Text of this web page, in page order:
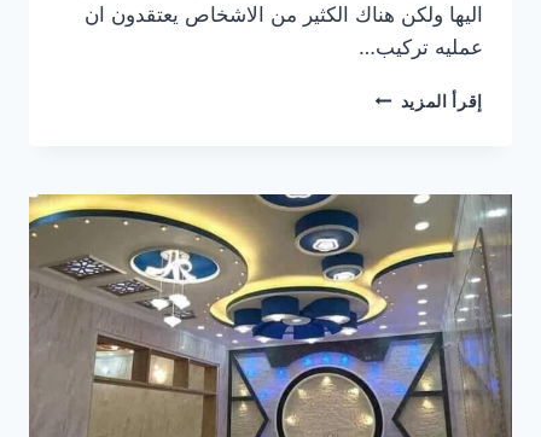
اليها ولكن هناك الكثير من الاشخاص يعتقدون ان
عمليه تركيب…
إقرأ المزيد تركيب
0506850539
القبطان